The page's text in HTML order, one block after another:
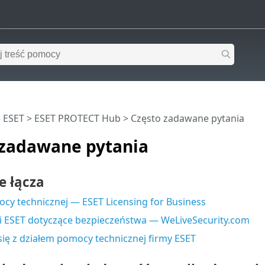
pytania
> ESET PROTECT Hub > Często zadawane pytania
łącza
technicznej — ESET Licensing for Business
dotyczące bezpieczeństwa — WeLiveSecurity.com
z działem pomocy technicznej firmy ESET